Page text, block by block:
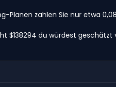
Plänen zahlen Sie nur etwa
$138294 du würdest geschätzt